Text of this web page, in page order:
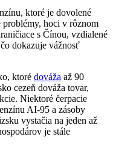
ktoré je dovolené
problémy, hoci v rôznom
s Čínou, vzdialené
dokazuje vážnosť
ktoré dováža až 90
cezeň dováža tovar,
Niektoré čerpacie
AI-95 a zásoby
vystačia na jeden až
je stále